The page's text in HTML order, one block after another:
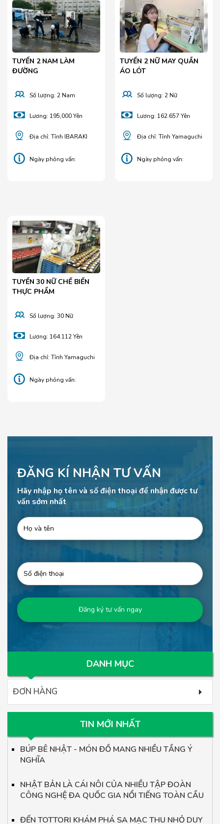
TUYỂN 2 NAM LÀM
ĐƯỜNG
Số lượng: 2 Nam
Lương: 195,000 Yên
Địa chỉ: Tỉnh IBARAKI
Ngày phỏng vấn:
TUYỂN 2 NỮ MAY QUẦN
ÁO LÓT
Số lượng: 2 Nữ
Lương: 162.657 Yên
Địa chỉ: Tỉnh Yamaguchi
Ngày phỏng vấn:
TUYỂN 30 NỮ CHẾ BIẾN
THỰC PHẨM
Số lượng: 30 Nữ
Lương: 164.112 Yên
Địa chỉ: Tỉnh Yamaguchi
Ngày phỏng vấn:
ĐĂNG KÍ NHẬN TƯ VẤN
Hãy nhập họ tên và số điện thoại để nhận được tư
vấn sớm nhất
DANH MỤC
ĐƠN HÀNG
TIN MỚI NHẤT
BÚP BÊ NHẬT - MÓN ĐỒ MANG NHIỀU TẦNG Ý
NGHĨA
NHẬT BẢN LÀ CÁI NÔI CỦA NHIỀU TẬP ĐOÀN
CÔNG NGHỆ ĐA QUỐC GIA NỔI TIẾNG TOÀN CẦU
ĐẾN TOTTORI KHÁM PHÁ SA MẠC THU NHỎ DUY